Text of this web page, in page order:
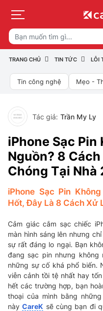
TRANG CHỦ TIN TỨC LỖI
Tin công nghệ Mẹo -
Tác giả: Trần My Ly
iPhone Sạc Pin
Nguồn? 8
Chóng Tại Nhà
iPhone Sạc Pin
Hốt, Đây Là 8 Cách Xử
Cảm giác cắm sạc chiếc
màn hình sáng lên nhưng
sự rất đáng lo ngại. Bạn
đang sạc pin nhưng không
những sự cố khá phổ biến.
viễn cảnh tồi tệ nhất hay
hết các trường hợp, bạn
thoại của mình bằng
nàyCareK sẽ cùng bạn đi